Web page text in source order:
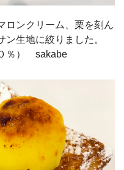
ロンクリーム、栗を刻ん
生地に絞りました。
％） sakabe